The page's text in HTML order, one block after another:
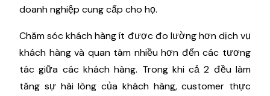
doanh nghiệp cung cấp cho họ.
Chăm sóc khách hàng ít được đo lường hơn dịch vụ
khách hàng và quan tâm nhiều hơn đến các tương
tác giữa các khách hàng. Trong khi cả 2 đều làm
tăng sự hài lòng của khách hàng, customer thực